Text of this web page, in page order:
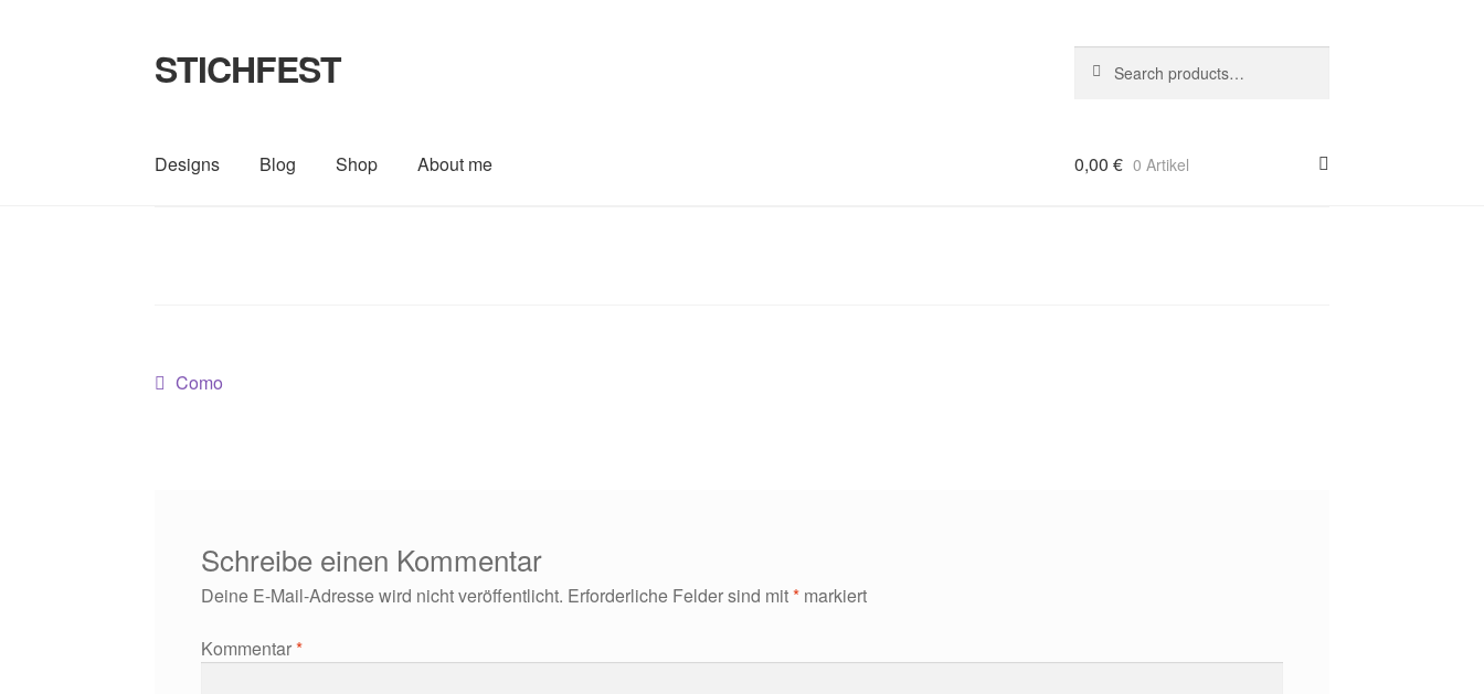
Zur
Navigation
Zum
Inhalt
STICHFEST
nach:
Designs Blog Shop About me 0,00 € 0 Artikel
Beitragsnavigation
Vorheriger
Como
Schreibe einen Kommentar
Deine E-Mail-Adresse wird nicht veröffentlicht. Erforderliche Felder sind mit*markiert
Kommentar*